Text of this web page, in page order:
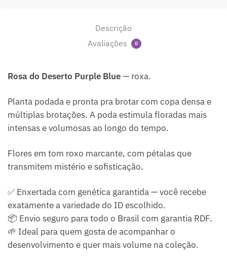
Descrição
Avaliações
0
Rosa do Deserto Purple Blue— roxa.
Planta podada e pronta pra brotar com copa densa e
múltiplas brotações. A poda estimula floradas mais
intensas e volumosas ao longo do tempo.
Flores em tom roxo marcante, com pétalas que
transmitem mistério e sofisticação.
✅ Enxertada com genética garantida — você recebe
exatamente a variedade do ID escolhido.
📦 Envio seguro para todo o Brasil com garantia RDF.
🌱 Ideal para quem gosta de acompanhar o
desenvolvimento e quer mais volume na coleção.